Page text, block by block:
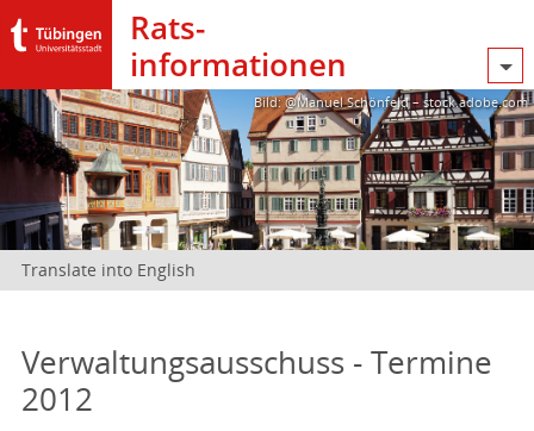
Rats­
informationen
Bild: @Manuel Schönfeld – stock.adobe.com
Translate into English
Verwaltungsausschuss - Termine
2012